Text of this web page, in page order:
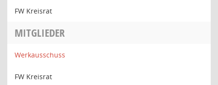
FW Kreisrat
MITGLIEDER
Werkausschuss
FW Kreisrat